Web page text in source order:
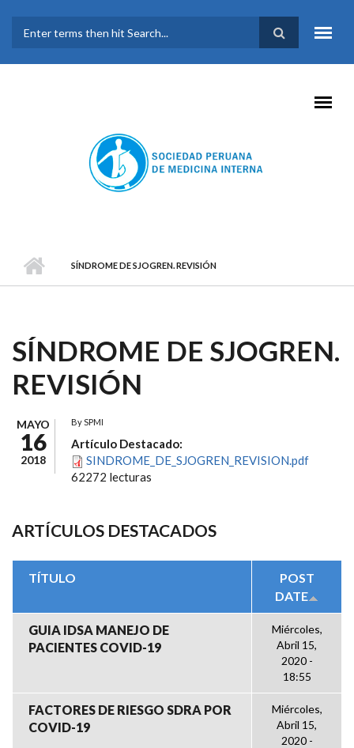
FORMULARIO DE
BÚSQUEDA
SÍNDROME DE SJOGREN. REVISIÓN
SÍNDROME DE SJOGREN.
REVISIÓN
MAYO
16
2018
BySPMI
Artículo Destacado:
SINDROME_DE_SJOGREN_REVISION.pdf
62272 lecturas
ARTÍCULOS DESTACADOS
TÍTULO
POST
DATE
GUIA IDSA MANEJO DE
PACIENTES COVID-19
Miércoles,
Abril 15,
2020 -
18:55
FACTORES DE RIESGO SDRA POR
COVID-19
Miércoles,
Abril 15,
2020 -